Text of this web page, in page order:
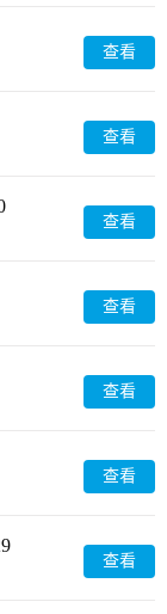
查看
查看
查看
查看
查看
查看
查看